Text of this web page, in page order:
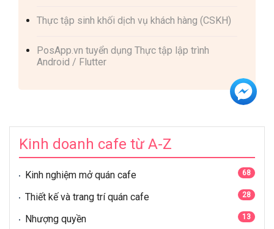
Thực tập sinh khối dịch vụ khách hàng (CSKH)
PosApp.vn tuyển dụng Thực tập lập trình
Android / Flutter
Kinh doanh cafe từ A-Z
Kinh nghiệm mở quán cafe 68
Thiết kế và trang trí quán cafe 28
Nhượng quyền 13